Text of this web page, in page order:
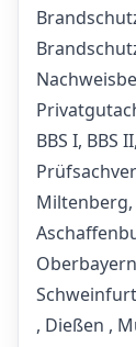
BBS I, BBS
Miltenberg,
, Dießen ,